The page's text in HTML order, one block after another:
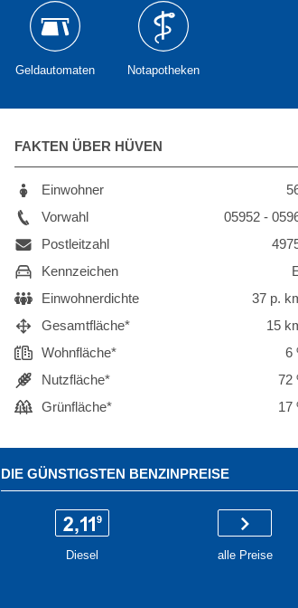
Geldautomaten Notapotheken
FAKTEN ÜBER HÜVEN
Einwohner
Vorwahl
05952 -
Postleitzahl
Kennzeichen
Einwohnerdichte
37 p.
Gesamtfläche*
15
Wohnfläche*
6
Nutzfläche*
72
Grünfläche*
17
DIE GÜNSTIGSTEN BENZINPREISE
Diesel alle Preise